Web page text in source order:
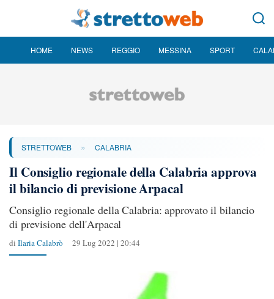
HOME NEWS REGGIO MESSINA SPORT
STRETTOWEB » CALABRIA
Il Consiglio regionale della Calabria approva
il bilancio di previsione Arpacal
Consiglio regionale della Calabria: approvato il bilancio
di previsione dell'Arpacal
di Ilaria Calabrò 29 Lug 2022 | 20:44